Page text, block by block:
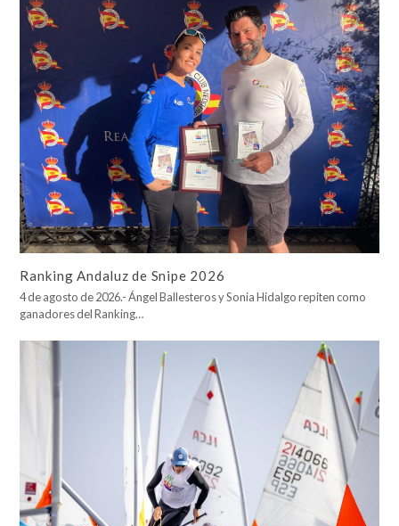
Ranking Andaluz de Snipe 2026
4 de agosto de 2026.- Ángel Ballesteros y Sonia Hidalgo repiten como
ganadores del Ranking…